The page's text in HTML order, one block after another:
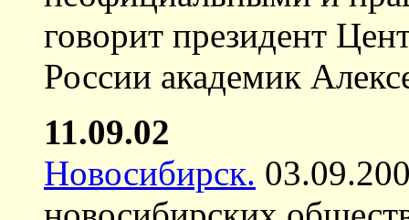
говорит президент
России академик
11.09.02
Новосибирск.